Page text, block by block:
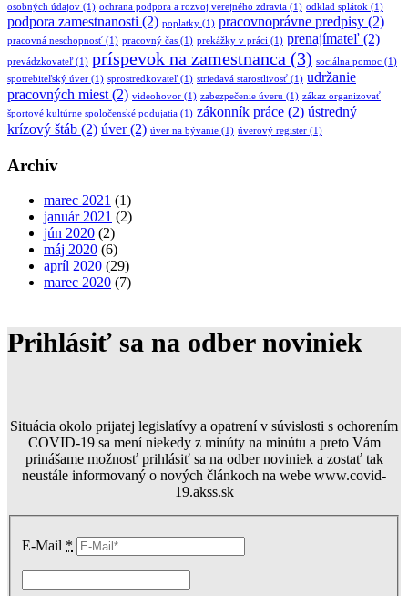
osobných údajov (1) ochrana podpora a rozvoj verejného zdravia (1) odklad splátok (1)
podpora zamestnanosti (2) poplatky (1) pracovnoprávne predpisy (2)
pracovná neschopnosť (1) pracovný čas (1) prekážky v práci (1) prenajímateľ (2)
prevádzkovateľ(1) príspevok na zamestnanca (3) sociálna pomoc (1)
spotrebiteľský úver (1) sprostredkovateľ(1) striedavá starostlivosť (1) udržanie
pracovných miest(2) videohovor (1) zabezpečenie úveru (1) zákaz organizovať
športové kultúrne spoločenské podujatia (1) zákonník práce (2) ústredný
krízový štáb (2) úver(2) úver na bývanie (1) úverový register (1)
Archív
marec 2021 (1)
január 2021 (2)
jún 2020 (2)
máj 2020 (6)
apríl 2020 (29)
marec 2020 (7)
Prihlásiť sa na odber noviniek
Situácia okolo prijatej legislatívy a opatrení v súvislosti s ochorením
COVID-19 sa mení niekedy z minúty na minútu a preto Vám
prinášame možnosť prihlásiť sa na odber noviniek a zostať tak
neustále informovaný o nových článkoch na webe www.covid-
19.akss.sk
E-Mail *